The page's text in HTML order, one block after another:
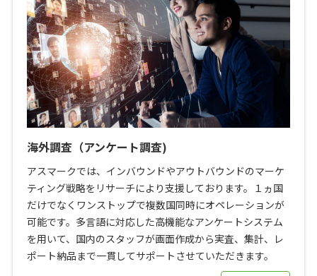
海外調査（アンケート調査)
アスマークでは、インバウンドやアウトバウンドのマーケ
ティング戦略をリサーチにより支援しております。１ヵ国
だけでなくワンストップで複数国同時にオペレーションが
可能です。多言語に対応した高機能なアンケートシステム
を用いて、国内のスタッフが画面作成から実査、集計、レ
ポート納品まで一貫してサポートさせていただきます。